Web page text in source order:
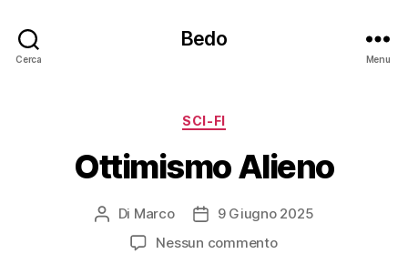
Cerca
Bedo
Menu
Categorie
SCI-FI
Ottimismo Alieno
Autore
articolo
Di Marco
Data9 Giugno 2025
Nessun commentosu